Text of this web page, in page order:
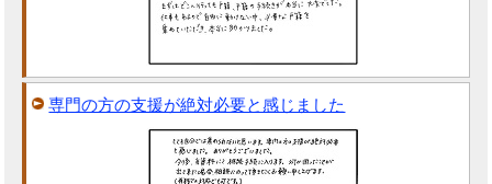
専門の方の支援が絶対必要と感じました